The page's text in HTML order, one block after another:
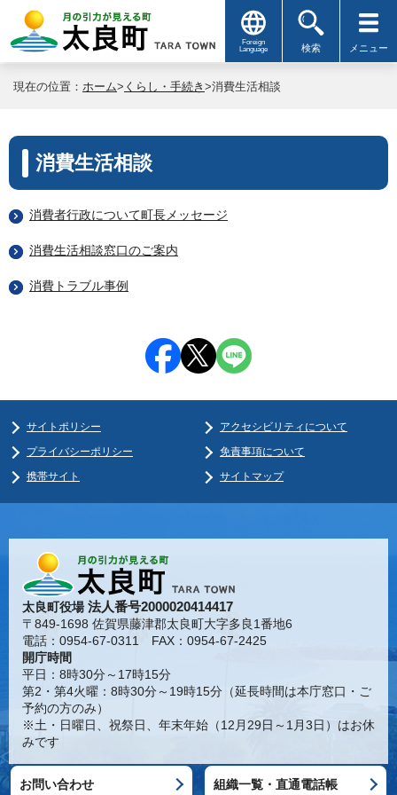
Foreign
Language
検索 メニュー
現在の位置： ホーム> くらし・手続き >消費生活相談
消費生活相談
消費者行政について町長メッセージ
消費生活相談窓口のご案内
消費トラブル事例
サイトポリシー
アクセシビリティについて
プライバシーポリシー
免責事項について
携帯サイト
サイトマップ
太良町役場法人番号2000020414417
〒849-1698 佐賀県藤津郡太良町大字多良1番地6
電話：0954-67-0311 FAX：0954-67-2425
開庁時間
平日：8時30分～17時15分
第2・第4火曜：8時30分～19時15分（延長時間は本庁窓口・ご
予約の方のみ）
※土・日曜日、祝祭日、年末年始（12月29日～1月3日）はお休
みです
お問い合わせ 組織一覧・直通電話帳